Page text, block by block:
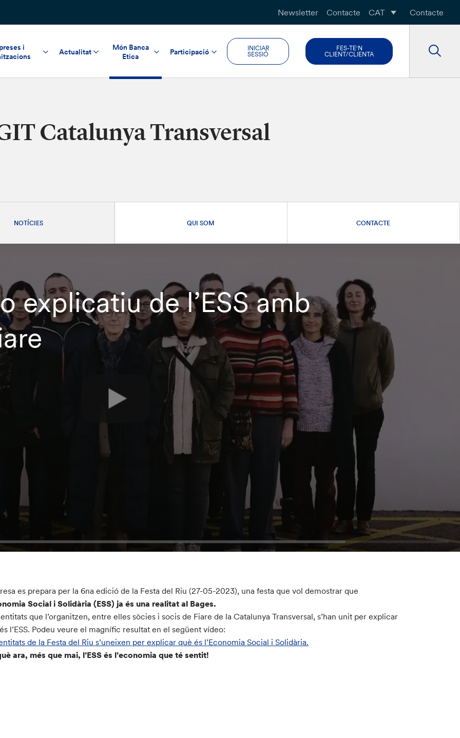
Newsletter Contacte CAT Contacte
i
Actualitat
Món Banca
Etica
Participació
INICIAR
SESSIÓ
FES-TE'N
CLIENT/CLIENTA
Catalunya Transversal
NOTÍCIES QUI SOM CONTACTE
explicatiu de l’ESS amb
es prepara per la 6na edició de la Festa del Riu (27-05-2023), una festa que vol demostrar que
Social i Solidària (ESS) ja és una realitat al Bages.
que l’organitzen, entre elles sòcies i socis de Fiare de la Catalunya Transversal, s’han unit per explicar
l’ESS. Podeu veure el magnífic resultat en el següent vídeo:
de la Festa del Riu s’uneixen per explicar què és l’Economia Social i Solidària.
ara, més que mai, l’ESS és l’economia que té sentit!